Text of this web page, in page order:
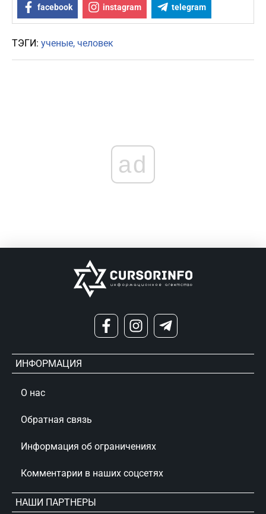
facebook instagram telegram
ТЭГИ: ученые человек
ad
ИНФОРМАЦИЯ
О нас
Обратная связь
Информация об ограничениях
Комментарии в наших соцсетях
НАШИ ПАРТНЕРЫ